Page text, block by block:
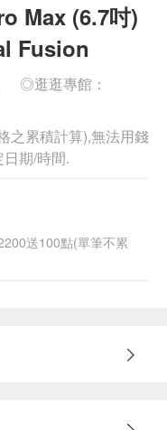
Max (6.7吋)
Fusion
◎逛逛專館：
之累積計算),無法用錢
期/時間.
送100點(單筆不累